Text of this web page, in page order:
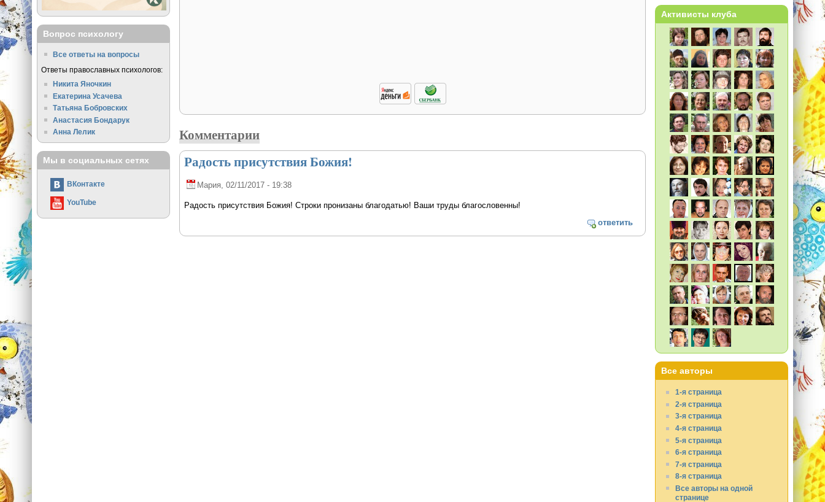
Комментарии
Радость присутствия Божия!
Мария , 02/11/2017 - 19:38
Радость присутствия Божия! Строки пронизаны благодатью! Ваши труды благословенны!
ответить
Вопрос психологу
Все ответы на вопросы
Ответы православных психологов:
Никита Яночкин
Екатерина Усачева
Татьяна Бобровских
Анастасия Бондарук
Анна Лелик
Мы в социальных сетях
ВКонтакте
YouTube
Активисты клуба
Все авторы
1-я страница
2-я страница
3-я страница
4-я страница
5-я страница
6-я страница
7-я страница
8-я страница
Все авторы на одной
странице